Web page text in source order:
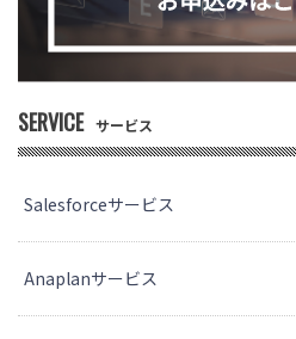
SERVICE サービス
Salesforceサービス
Anaplanサービス